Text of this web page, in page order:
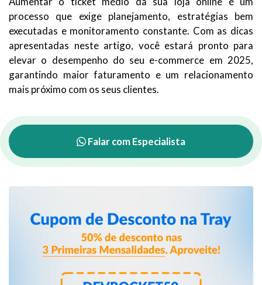
processo que exige planejamento, estratégias bem
executadas e monitoramento constante. Com as dicas
apresentadas neste artigo, você estará pronto para
elevar o desempenho do seu e-commerce em 2025,
garantindo maior faturamento e um relacionamento
mais próximo com os seus clientes.
Falar com Especialista